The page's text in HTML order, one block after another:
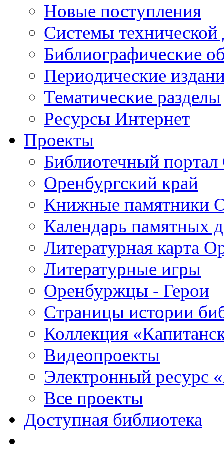
Новые поступления
Cистемы
Библиографические
Периодические
Тематические разделы
Ресурсы Интернет
Проекты
Библиотечный портал
Оренбургский край
Книжные памятники
Календарь памятных
Литературная карта
Литературные игры
Оренбуржцы - Герои
Страницы истории
Коллекция
Видеопроекты
Электронный ресурс
Все проекты
Доступная библиотека